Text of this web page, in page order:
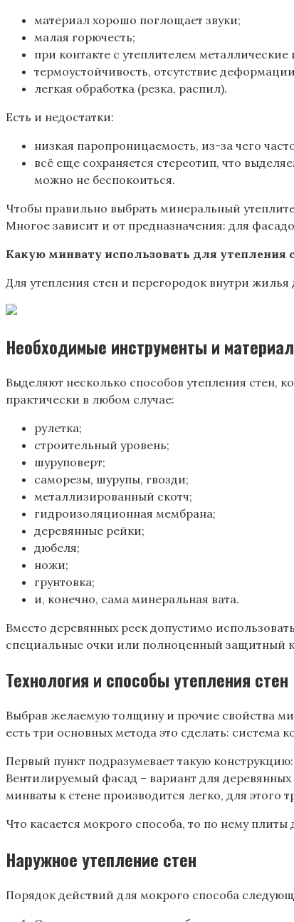
материал хорошо поглощает звуки;
малая горючесть;
при контакте с утеплителем
термоустойчивость, отсутствие
легкая обработка (резка, распил).
Есть и недостатки:
низкая паропроницаемость, из-за чего
всё еще сохраняется стереотип, что
можно не беспокоиться.
Чтобы правильно выбрать минеральный
Многое зависит и от предназначения: для
Какую минвату использовать для
Для утепления стен и перегородок внутри
Необходимые инструменты и
Выделяют несколько способов утепления стен,
практически в любом случае:
рулетка;
строительный уровень;
шуруповерт;
саморезы, шурупы, гвозди;
металлизированный скотч;
гидроизоляционная мембрана;
деревянные рейки;
дюбеля;
ножи;
грунтовка;
и, конечно, сама минеральная вата.
Вместо деревянных реек допустимо
специальные очки или полноценный защитный
Технология и способы утепления стен
Выбрав желаемую толщину и прочие свойства
есть три основных метода это сделать:
Первый пункт подразумевает такую
Вентилируемый фасад – вариант для
минваты к стене производится легко, для
Что касается мокрого способа, то по нему
Наружное утепление стен
Порядок действий для мокрого способа